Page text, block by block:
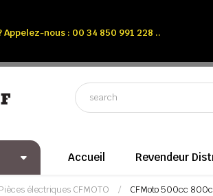
Appelez-nous : 00 34 850 991 228 ..
Accueil Revendeur
Pièces électriques CFMOTO CFMoto 500cc